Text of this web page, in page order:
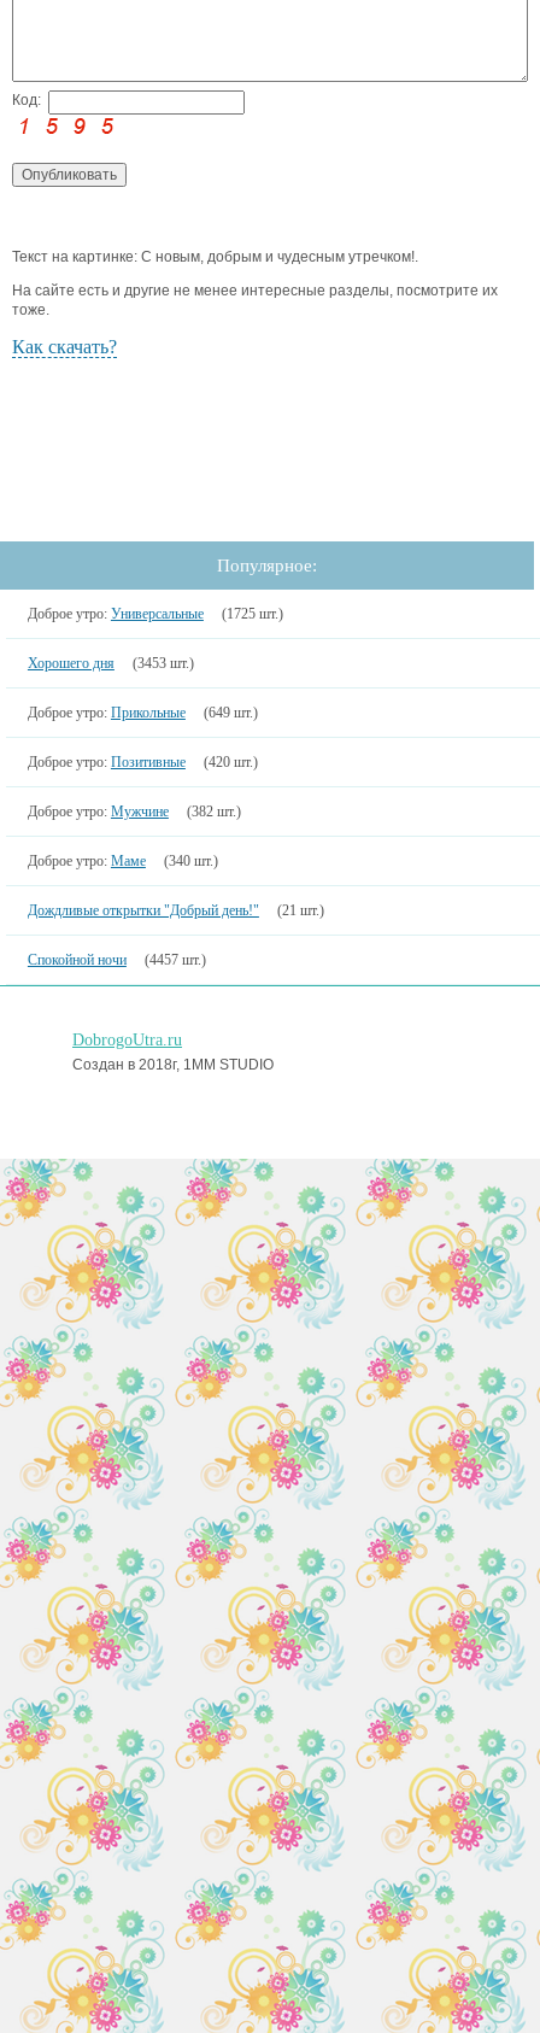
Код:
Текст на картинке: С новым, добрым и чудесным утречком!.
На сайте есть и другие не менее интересные разделы, посмотрите их
тоже.
Как скачать?
Популярное:
Доброе утро: Универсальные (1725 шт.)
Хорошего дня (3453 шт.)
Доброе утро: Прикольные (649 шт.)
Доброе утро: Позитивные (420 шт.)
Доброе утро: Мужчине (382 шт.)
Доброе утро: Маме (340 шт.)
Дождливые открытки "Добрый день!" (21 шт.)
Спокойной ночи (4457 шт.)
DobrogoUtra.ru
Создан в 2018г, 1MM STUDIO